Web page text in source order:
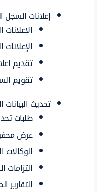
إعلانات
الإعلانات
تقديم
تقويم
تحديث
طلبات
عرض
الوكالات
التزامات
التقارير